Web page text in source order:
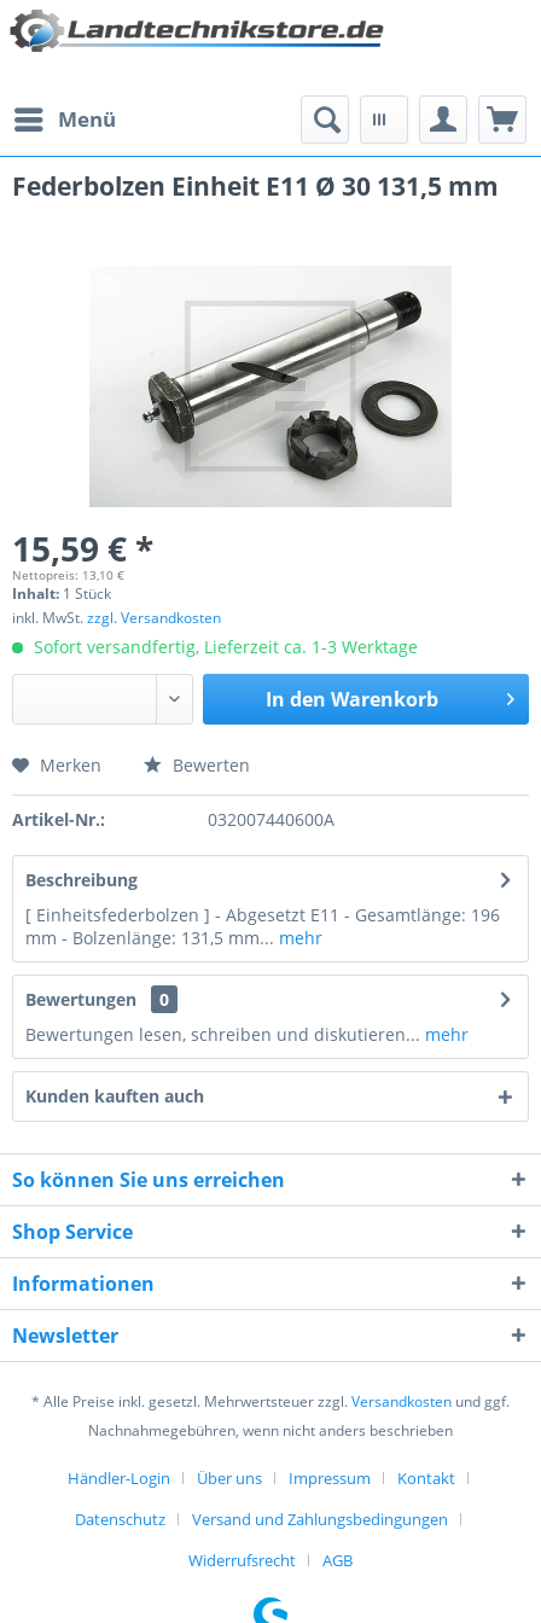
Menü
Federbolzen Einheit E11 Ø 30 131,5 mm
15,59 € *
Nettopreis: 13,10 €
Inhalt: 1 Stück
inkl. MwSt.zzgl. Versandkosten
Sofort versandfertig, Lieferzeit ca. 1-3 Werktage
In den Warenkorb
Preis anfragen
7 - 7 = ?
Ich habe die Datenschutzerklärung
verstanden und stimme zu. *
Mit * gekennzeichnete Felder sind Pflichtfelder.
Senden
Merken Bewerten
Artikel-Nr.: 032007440600A
Beschreibung
[ Einheitsfederbolzen ] - Abgesetzt E11 - Gesamtlänge: 196
mm - Bolzenlänge: 131,5 mm... mehr
Bewertungen
0
Bewertungen lesen, schreiben und diskutieren... mehr
Kunden kauften auch
So können Sie uns erreichen
Shop Service
Informationen
Newsletter
* Alle Preise inkl. gesetzl. Mehrwertsteuer zzgl.Versandkosten und ggf.
Nachnahmegebühren, wenn nicht anders beschrieben
Händler-Login Über uns Impressum
Kontakt
Datenschutz
Versand und Zahlungsbedingungen
Widerrufsrecht
AGB